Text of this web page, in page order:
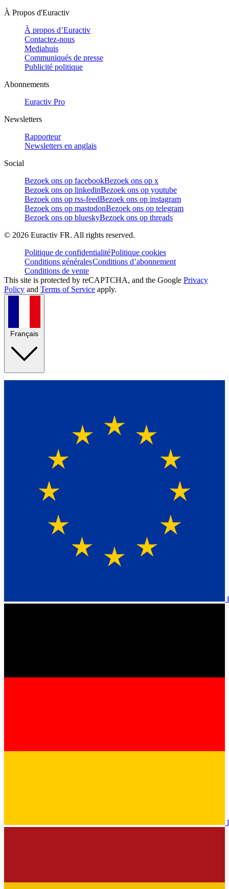
À Propos d'Euractiv
À propos d’Euractiv
Contactez-nous
Mediahuis
Communiqués de presse
Publicité politique
Abonnements
Euractiv Pro
Newsletters
Rapporteur
Newsletters en anglais
Social
Bezoek ons op facebookBezoek ons op x
Bezoek ons op linkedinBezoek ons op youtube
Bezoek ons op rss-feedBezoek ons op instagram
Bezoek ons op mastodonBezoek ons op telegram
Bezoek ons op blueskyBezoek ons op threads
© 2026 Euractiv FR. All rights reserved.
Politique de confidentialitéPolitique cookies
Conditions généralesConditions d’abonnement
Conditions de vente
This site is protected by reCAPTCHA, and the Google Privacy
Policy and Terms of Service apply.
Français